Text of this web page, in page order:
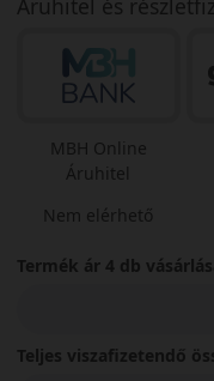
Áruhitel és
MBH Online
Áruhitel
Nem elérhető
Termék ár 4 db
Teljes viszafizetendő